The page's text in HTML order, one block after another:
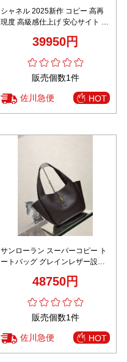
シャネル 2025新作 コピー 高再
現度 高級感仕上げ 安心サイト ブ
ハンドル付き39950円
販売個数1件
佐川急便 HOT
サンローラン スーパーコピー ト
ートバッグ グレインレザー設計
48750円
販売個数1件
佐川急便 HOT